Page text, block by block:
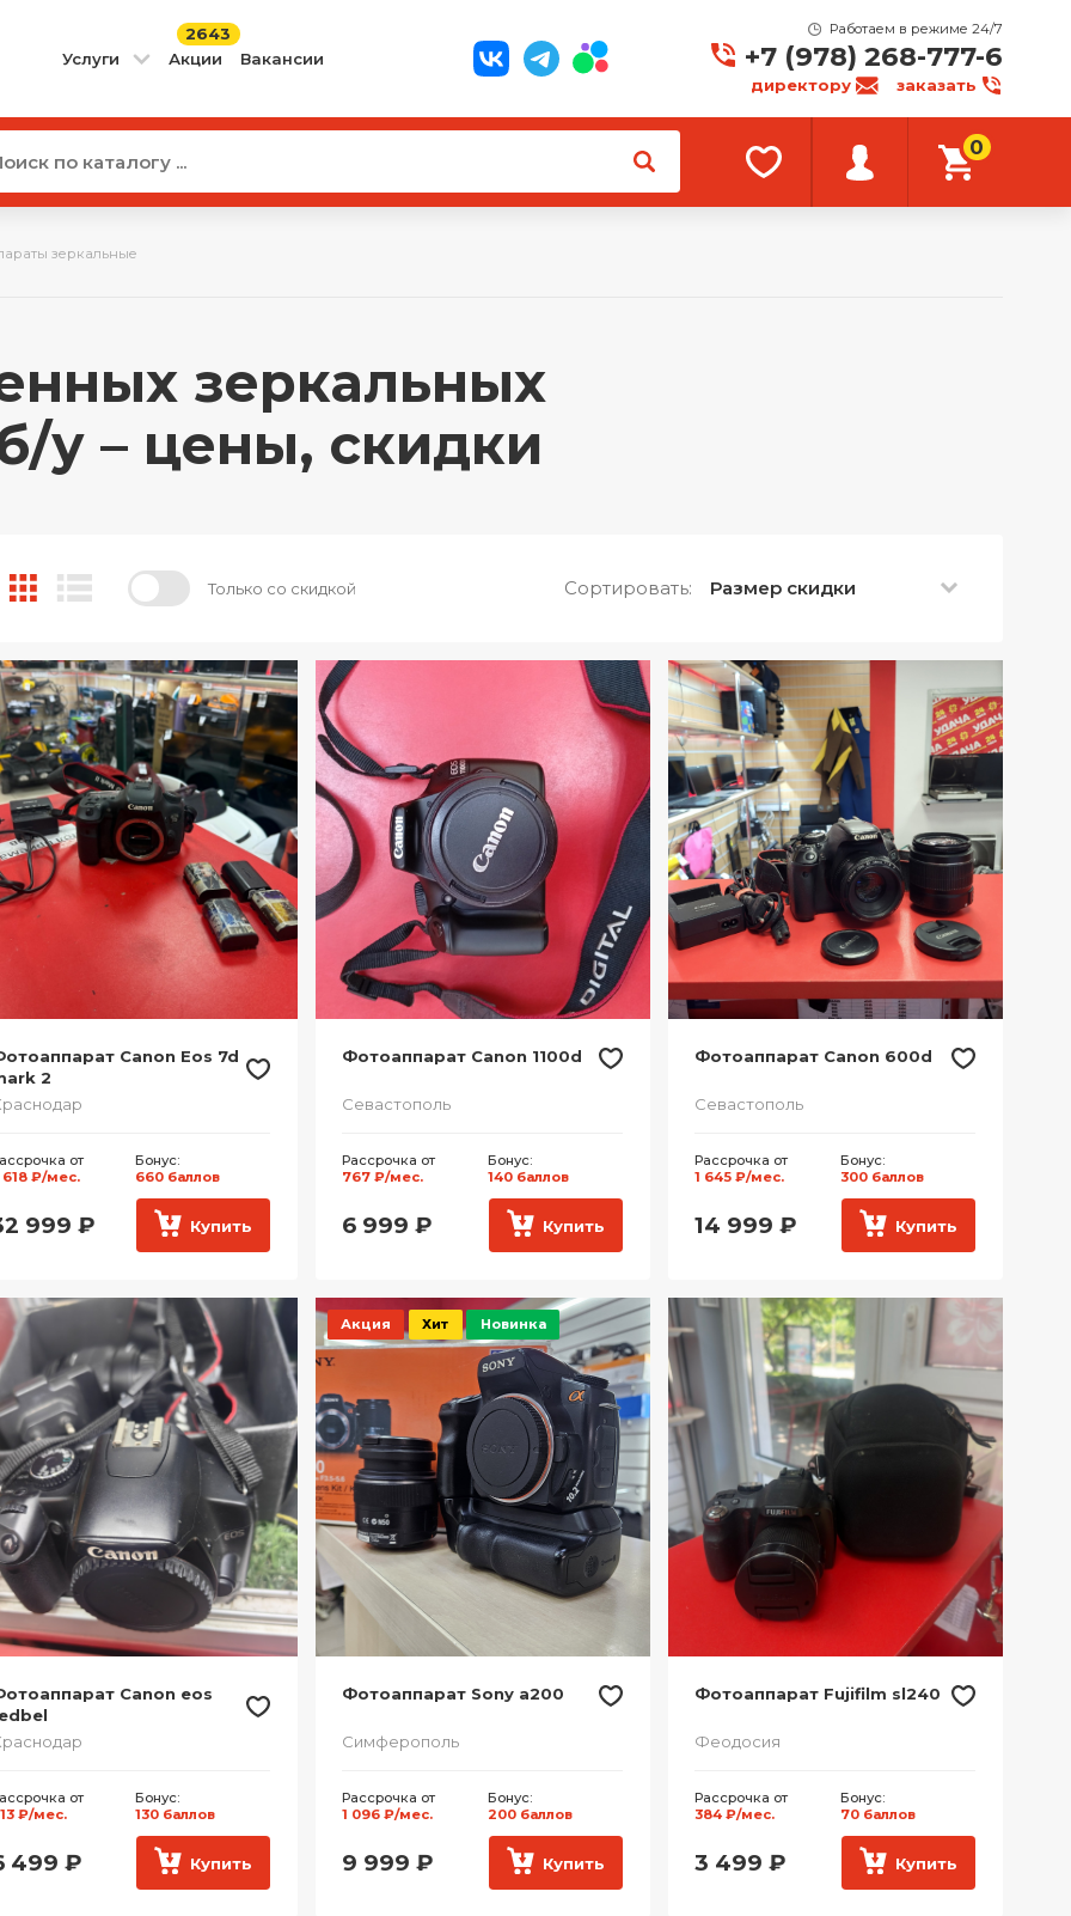
Услуги Акции
2643
Вакансии
Работаем в режиме 24/7
+7 (978) 268-777-6
директору заказать
0
зеркальные
зеркальных
у – цены, скидки
Только со скидкой Сортировать: Размер скидки
Canon Eos 7d
2
от
618 ₽/мес.
Бонус:
660 баллов
999 ₽ Купить
Фотоаппарат Canon 1100d
Севастополь
Рассрочка от
767 ₽/мес.
Бонус:
140 баллов
6 999 ₽ Купить
Фотоаппарат Canon 600d
Севастополь
Рассрочка от
1 645 ₽/мес.
Бонус:
300 баллов
14 999 ₽ Купить
Canon eos
от
₽/мес.
Бонус:
130 баллов
499 ₽ Купить
Акция Хит Новинка
Фотоаппарат Sony a200
Симферополь
Рассрочка от
1 096 ₽/мес.
Бонус:
200 баллов
9 999 ₽ Купить
Фотоаппарат Fujifilm sl240
Феодосия
Рассрочка от
384 ₽/мес.
Бонус:
70 баллов
3 499 ₽ Купить